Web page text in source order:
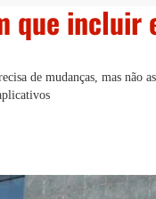
que incluir
de mudanças, mas não